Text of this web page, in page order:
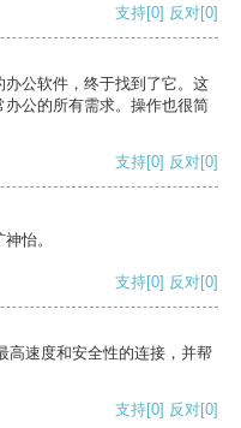
支持[0] 反对[0]
公软件，终于找到了它。这
公的所有需求。操作也很简
支持[0] 反对[0]
怡。
支持[0] 反对[0]
高速度和安全性的连接，并帮
支持[0] 反对[0]